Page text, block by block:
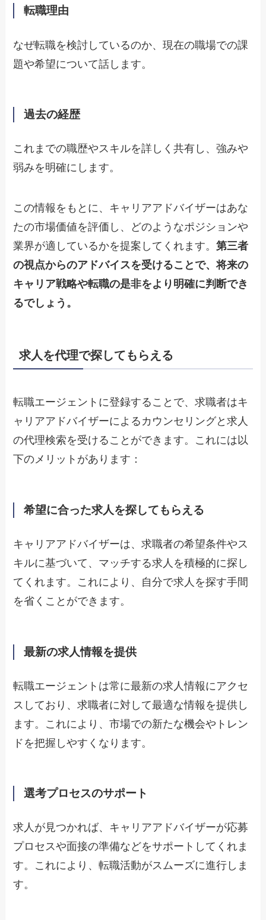
転職理由
なぜ転職を検討しているのか、現在の職場での課
題や希望について話します。
過去の経歴
これまでの職歴やスキルを詳しく共有し、強みや
弱みを明確にします。
この情報をもとに、キャリアアドバイザーはあな
たの市場価値を評価し、どのようなポジションや
業界が適しているかを提案してくれます。第三者
の視点からのアドバイスを受けることで、将来の
キャリア戦略や転職の是非をより明確に判断でき
るでしょう。
求人を代理で探してもらえる
転職エージェントに登録することで、求職者はキ
ャリアアドバイザーによるカウンセリングと求人
の代理検索を受けることができます。これには以
下のメリットがあります：
希望に合った求人を探してもらえる
キャリアアドバイザーは、求職者の希望条件やス
キルに基づいて、マッチする求人を積極的に探し
てくれます。これにより、自分で求人を探す手間
を省くことができます。
最新の求人情報を提供
転職エージェントは常に最新の求人情報にアクセ
スしており、求職者に対して最適な情報を提供し
ます。これにより、市場での新たな機会やトレン
ドを把握しやすくなります。
選考プロセスのサポート
求人が見つかれば、キャリアアドバイザーが応募
プロセスや面接の準備などをサポートしてくれま
す。これにより、転職活動がスムーズに進行しま
す。